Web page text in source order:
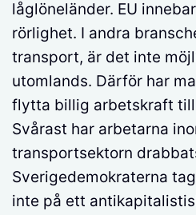
låglöneländer. EU
rörlighet. I andra
transport, är det inte
utomlands. Därför har
flytta billig arbetskraft
Svårast har arbetarna
transportsektorn
Sverigedemokraterna
inte på ett